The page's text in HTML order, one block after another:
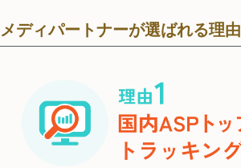
メディパートナーが選ばれる理由